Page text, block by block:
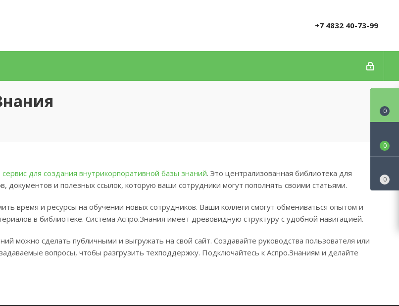
+7 4832 40-73-99
сервис для создания внутрикорпоративной базы знаний. Это централизованная библиотека для
документов и полезных ссылок, которую ваши сотрудники могут пополнять своими статьями.
время и ресурсы на обучении новых сотрудников. Ваши коллеги смогут обмениваться опытом и
в библиотеке. Система Аспро.Знания имеет древовидную структуру с удобной навигацией.
можно сделать публичными и выгружать на свой сайт. Создавайте руководства пользователя или
вопросы, чтобы разгрузить техподдержку. Подключайтесь к Аспро.Знаниям и делайте
0
0
0